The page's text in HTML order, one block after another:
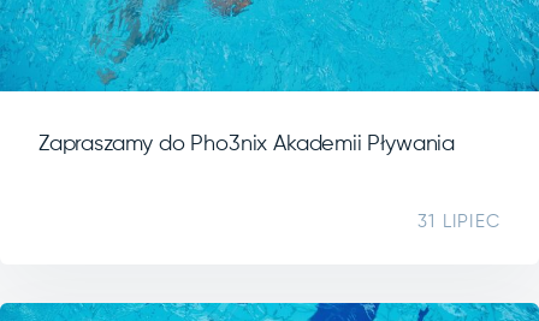
Zapraszamy do Pho3nix Akademii Pływania
31 LIPIEC